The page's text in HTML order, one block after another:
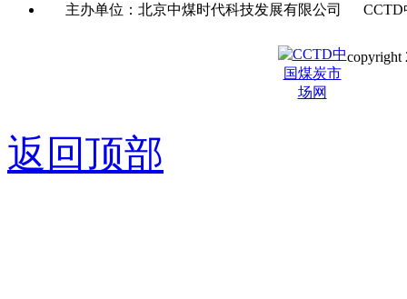
主办单位：北京中煤时代科技发展有限公司
copyright
返回顶部